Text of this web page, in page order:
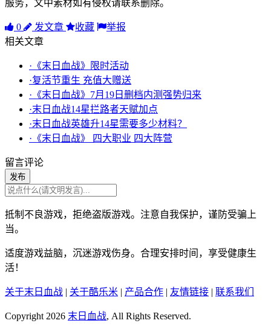
服务，文中素材如有侵权请联系删除。
0 发文章 收藏
举报
相关文章
·《末日血战》限时活动
·复活节重生 充值大赠送
·《末日血战》7月19日删档内测强势归来
·末日血战14星拦路者天赋加点
·末日血战英雄升14星需要多少材料？
·《末日血战》 四大职业 四大阵营
留言评论
发布
抵制不良游戏，拒绝盗版游戏。注意自我保护，谨防受骗上
当。
适度游戏益脑，沉迷游戏伤身。合理安排时间，享受健康生
活！
关于末日血战 | 关于酷乐米 | 产品合作 | 友情链接 | 联系我们
Copyright 2026 末日血战, All Rights Reserved.